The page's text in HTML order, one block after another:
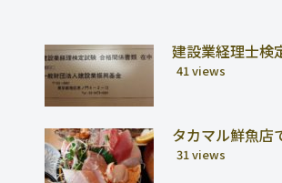
建設業経理士
41 views
タカマル鮮魚店
31 views